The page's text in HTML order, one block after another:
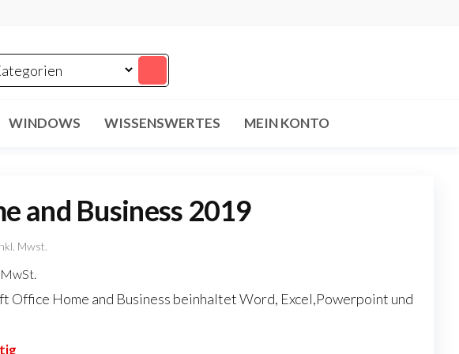
WINDOWS WISSENSWERTES MEIN KONTO
and Business 2019
Mwst.
Office Home and Business beinhaltet Word, Excel,Powerpoint und